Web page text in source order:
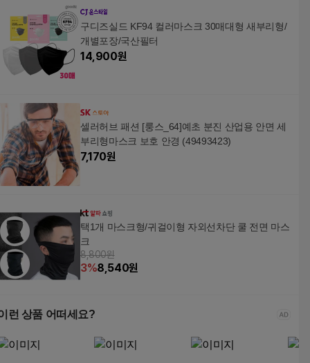
구디즈실드 KF94 컬러마스크 30매대형 새부리형/
개별포장/국산필터
14,900원
셀러허브 패션 [룽스_64]예초 분진 산업용 안면 세
부리형마스크 보호 안경 (49493423)
7,170원
택1개 마스크형/귀걸이형 자외선차단 쿨 전면 마스
크
8,800원
3%8,540원
런 상품 어떠세요?